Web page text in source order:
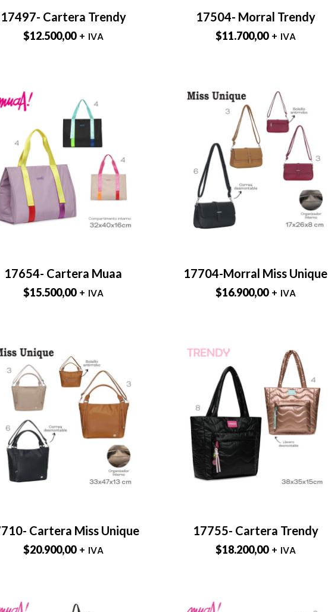
17497- Cartera Trendy
$12.500,00 + IVA
17504- Morral Trendy
$11.700,00 + IVA
17654- Cartera Muaa
$15.500,00 + IVA
17704-Morral Miss Unique
$16.900,00 + IVA
Cartera Miss Unique
$20.900,00 + IVA
17755- Cartera Trendy
$18.200,00 + IVA